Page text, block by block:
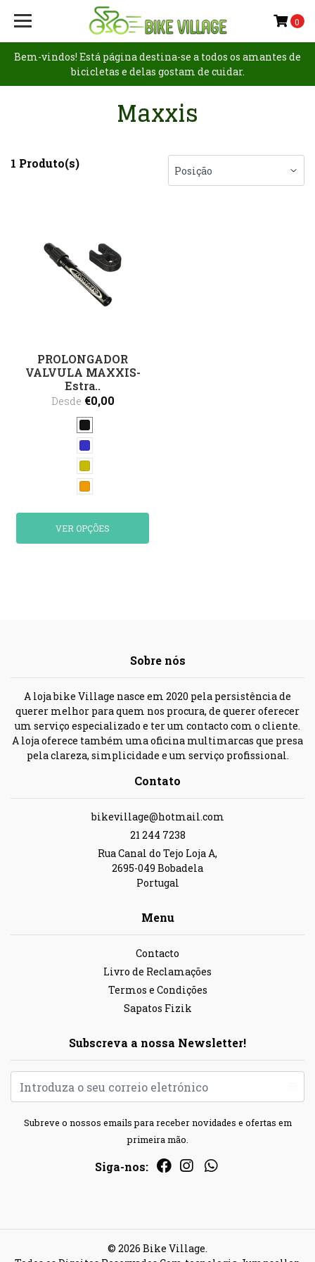
Bem-vindos! Está página destina-se a todos os amantes de
bicicletas e delas gostam de cuidar.
0
Maxxis
1 Produto(s)
PROLONGADOR
VALVULA MAXXIS-
Estra..
Desde €0,00
VER OPÇÕES
Sobre nós
A loja bike Village nasce em 2020 pela persistência de
querer melhor para quem nos procura, de querer oferecer
um serviço especializado e ter um contacto com o cliente.
A loja oferece também uma oficina multimarcas que presa
pela clareza, simplicidade e um serviço profissional.
Contato
bikevillage@hotmail.com
21 244 7238
Rua Canal do Tejo Loja A,
2695-049 Bobadela
Portugal
Menu
Contacto
Livro de Reclamações
Termos e Condições
Sapatos Fizik
Subscreva a nossa Newsletter!
Subreve o nossos emails para receber novidades e ofertas em
primeira mão.
Siga-nos:
© 2026 Bike Village.